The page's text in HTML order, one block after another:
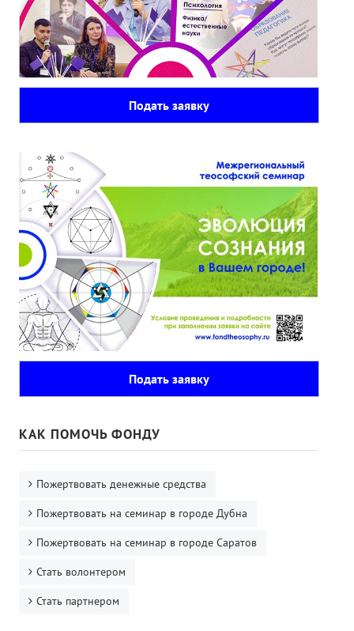
Подать заявку
Подать заявку
КАК ПОМОЧЬ ФОНДУ
Пожертвовать денежные средства
Пожертвовать на семинар в городе Дубна
Пожертвовать на семинар в городе Саратов
Стать волонтером
Стать партнером